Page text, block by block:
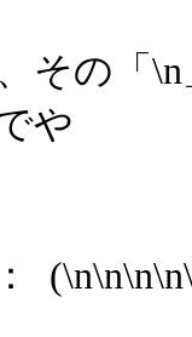
その「\n
や